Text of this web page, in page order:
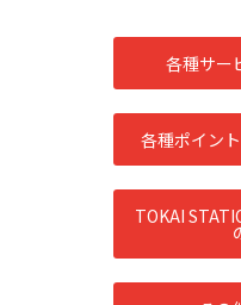
各種サー
各種ポイン
TOKAI